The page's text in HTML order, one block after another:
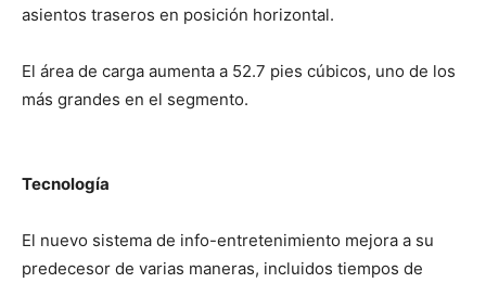
asientos traseros en posición horizontal.
El área de carga aumenta a 52.7 pies cúbicos, uno de los
más grandes en el segmento.
Tecnología
El nuevo sistema de info-entretenimiento mejora a su
predecesor de varias maneras, incluidos tiempos de